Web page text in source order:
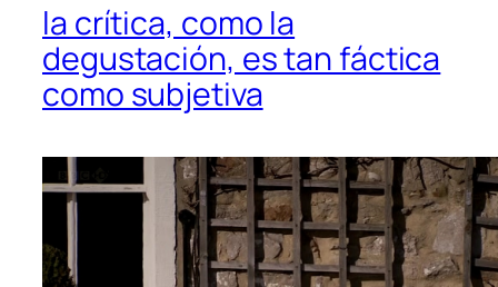
la crítica, como la
degustación, es tan fáctica
como subjetiva